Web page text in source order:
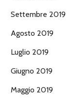
Settembre 2019
Agosto 2019
Luglio 2019
Giugno 2019
Maggio 2019